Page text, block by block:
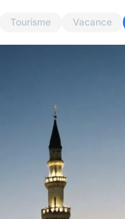
Tourisme Vacance